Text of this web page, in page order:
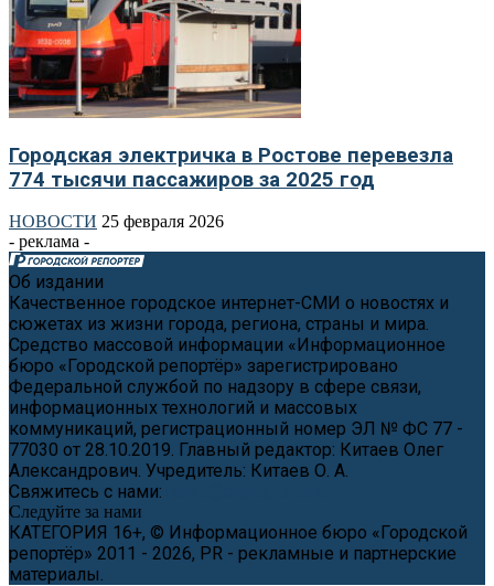
Городская электричка в Ростове перевезла
774 тысячи пассажиров за 2025 год
НОВОСТИ 25 февраля 2026
- реклама -
Об издании
Качественное городское интернет-СМИ о новостях и
сюжетах из жизни города, региона, страны и мира.
Средство массовой информации «Информационное
бюро «Городской репортёр» зарегистрировано
Федеральной службой по надзору в сфере связи,
информационных технологий и массовых
коммуникаций, регистрационный номер ЭЛ № ФС 77 -
77030 от 28.10.2019. Главный редактор: Китаев Олег
Александрович. Учредитель: Китаев О. А.
Свяжитесь с нами:
Следуйте за нами
КАТЕГОРИЯ 16+, © Информационное бюро «Городской
репортёр» 2011 - 2026, PR - рекламные и партнерские
материалы.